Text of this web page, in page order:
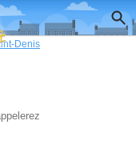
Denis